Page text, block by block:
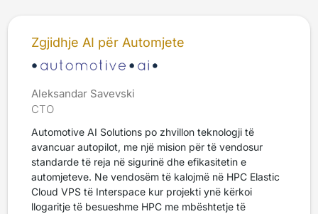
Zgjidhje AI për Automjete
Aleksandar Savevski
CTO
Automotive AI Solutions po zhvillon teknologji të
avancuar autopilot, me një mision për të vendosur
standarde të reja në sigurinë dhe efikasitetin e
automjeteve. Ne vendosëm të kalojmë në HPC Elastic
Cloud VPS të Interspace kur projekti ynë kërkoi
llogaritje të besueshme HPC me mbështetje të